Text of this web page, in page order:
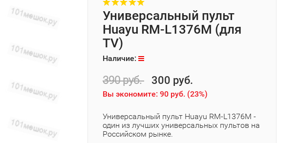
Универсальный пульт
Huayu RM-L1376M (для
TV)
Наличие:
390 руб. 300 руб.
Вы экономите: 90 руб. (23%)
Универсальный пульт Huayu RM-L1376M -
один из лучших универсальных пультов на
Российском рынке.